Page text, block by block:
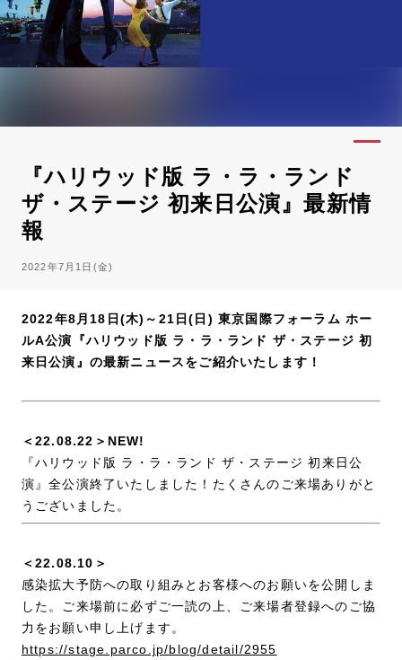
『ハリウッド版 ラ・ラ・ランド
ザ・ステージ 初来日公演』最新情
報
2022年7月1日(金)
2022年8月18日(木)～21日(日) 東京国際フォーラム ホー
ルA公演『ハリウッド版 ラ・ラ・ランド ザ・ステージ 初
来日公演』の最新ニュースをご紹介いたします！
＜22.08.22＞NEW!
『ハリウッド版 ラ・ラ・ランド ザ・ステージ 初来日公
演』全公演終了いたしました！たくさんのご来場ありがと
うございました。
＜22.08.10＞
感染拡大予防への取り組みとお客様へのお願いを公開しま
した。ご来場前に必ずご一読の上、ご来場者登録へのご協
力をお願い申し上げます。
https://stage.parco.jp/blog/detail/2955